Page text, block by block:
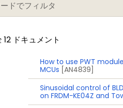
ドキュメント
How to use PWT
MCUs [AN4839]
Sinusoidal control of
on FRDM-KE04Z and